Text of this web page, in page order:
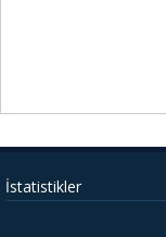
İstatistikler